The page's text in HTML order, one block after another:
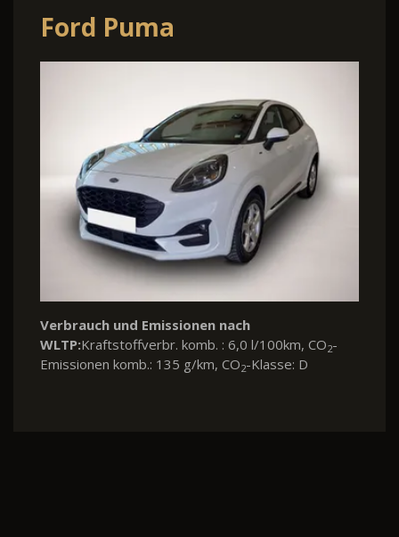
Ford Puma
Verbrauch und Emissionen nach
WLTP:Kraftstoffverbr. komb. : 6,0 l/100km, CO2-
Emissionen komb.: 135 g/km, CO2-Klasse: D